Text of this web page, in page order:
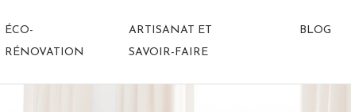
ÉCO-
RÉNOVATION
ARTISANAT ET
SAVOIR-FAIRE
BLOG